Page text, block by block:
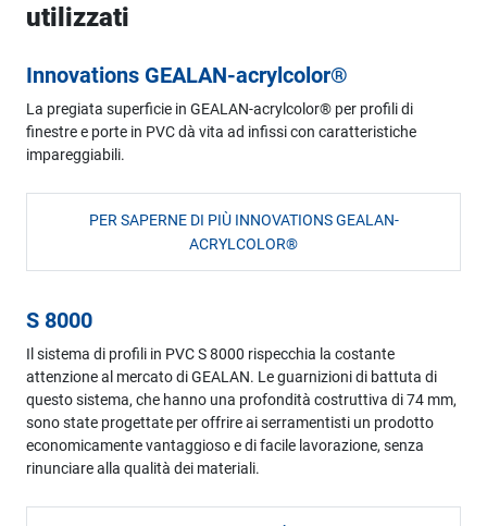
utilizzati
Innovations GEALAN-acrylcolor®
La pregiata superficie in GEALAN-acrylcolor® per profili di
finestre e porte in PVC dà vita ad infissi con caratteristiche
impareggiabili.
PER SAPERNE DI PIÙ INNOVATIONS GEALAN-
ACRYLCOLOR®
S 8000
Il sistema di profili in PVC S 8000 rispecchia la costante
attenzione al mercato di GEALAN. Le guarnizioni di battuta di
questo sistema, che hanno una profondità costruttiva di 74 mm,
sono state progettate per offrire ai serramentisti un prodotto
economicamente vantaggioso e di facile lavorazione, senza
rinunciare alla qualità dei materiali.